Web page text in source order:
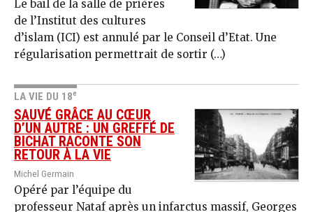
Le bail de la salle de prières
de l’Institut des cultures
d’islam (ICI) est annulé par le Conseil d’Etat. Une
régularisation permettrait de sortir (…)
LA VIE DU 18e
SAUVÉ GRÂCE AU CŒUR
D’UN AUTRE : UN GREFFÉ DE
BICHAT RACONTE SON
RETOUR À LA VIE
Michel Germain
Opéré par l’équipe du
professeur Nataf après un infarctus massif, Georges